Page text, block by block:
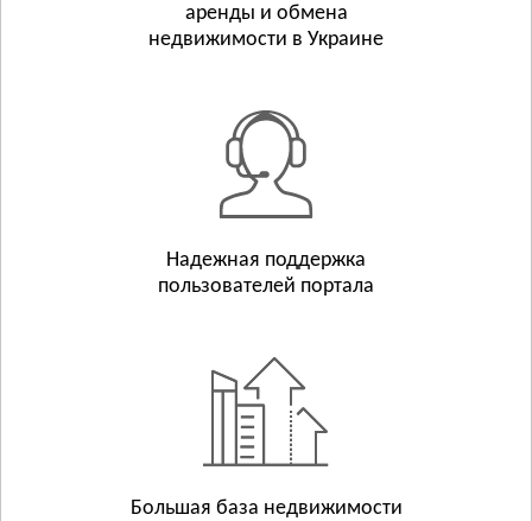
Смотреть всё
Смотреть всё
ХЕРСОНСКАЯ ОБЛАСТЬ
ХМЕЛЬНИЦКАЯ ОБЛАСТЬ
Смотреть всё
аренды и обмена
недвижимости в Украине
Надежная поддержка
пользователей портала
Большая база недвижимости